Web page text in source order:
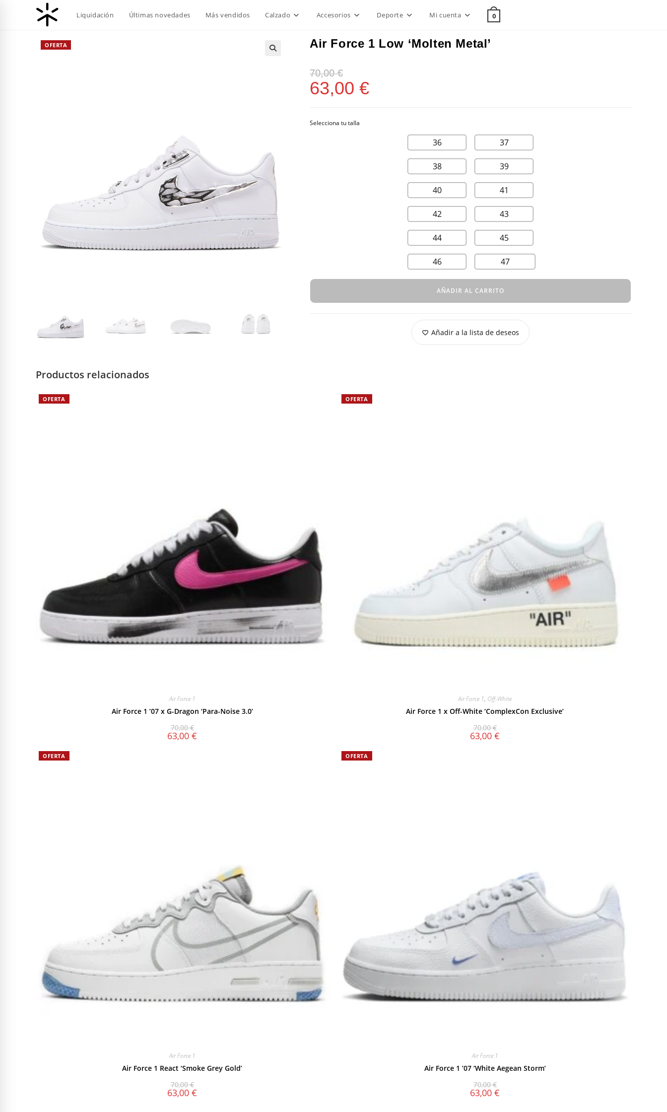
Liquidación Últimas novedades Más vendidos Calzado Accesorios Deporte Mi cuenta 0
OFERTA Air Force 1 Low ‘Molten Metal’
70,00€
63,00 €
36 37
38 39
40 41
42 43
44 45
46 47
AÑADIR AL CARRITO
Añadir a la lista de deseos
Productos relacionados
OFERTA
Air Force 1
Air Force 1 ’07 x G-Dragon ‘Para-Noise 3.0’
70,00€
63,00 €
OFERTA
Air Force 1, Off-White
Air Force 1 x Off-White ‘ComplexCon Exclusive’
70,00€
63,00 €
OFERTA
Air Force 1
Air Force 1 React ‘Smoke Grey Gold’
70,00€
63,00 €
OFERTA
Air Force 1
Air Force 1 ’07 ‘White Aegean Storm’
70,00€
63,00 €